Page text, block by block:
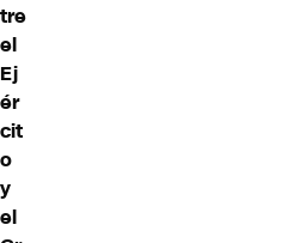
tre
el
Ej
ér
cit
o
y
el